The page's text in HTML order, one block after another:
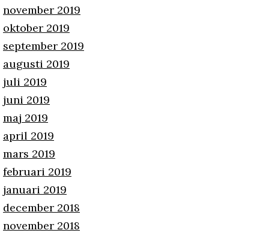
november 2019
oktober 2019
september 2019
augusti 2019
juli 2019
juni 2019
maj 2019
april 2019
mars 2019
februari 2019
januari 2019
december 2018
november 2018